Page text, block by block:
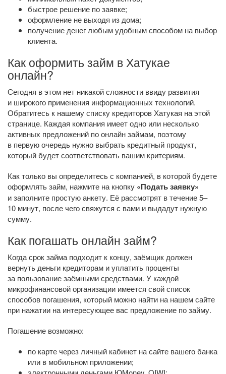
быстрое решение по заявке;
оформление не выходя из дома;
получение денег любым удобным способом на выбор
клиента.
Как оформить займ в Хатукае
онлайн?
Сегодня в этом нет никакой сложности ввиду развития
и широкого применения информационных технологий.
Обратитесь к нашему списку кредиторов Хатукая на этой
странице. Каждая компания имеет одно или несколько
активных предложений по онлайн займам, поэтому
в первую очередь нужно выбрать кредитный продукт,
который будет соответствовать вашим критериям.
Как только вы определитесь с компанией, в которой будете
оформлять займ, нажмите на кнопку «Подать заявку»
и заполните простую анкету. Её рассмотрят в течение 5–
10 минут, после чего свяжутся с вами и выдадут нужную
сумму.
Как погашать онлайн займ?
Когда срок займа подходит к концу, заёмщик должен
вернуть деньги кредиторам и уплатить проценты
за пользование заёмными средствами. У каждой
микрофинансовой организации имеется свой список
способов погашения, который можно найти на нашем сайте
при нажатии на интересующее вас предложение по займу.
Погашение возможно:
по карте через личный кабинет на сайте вашего банка
или в мобильном приложении;